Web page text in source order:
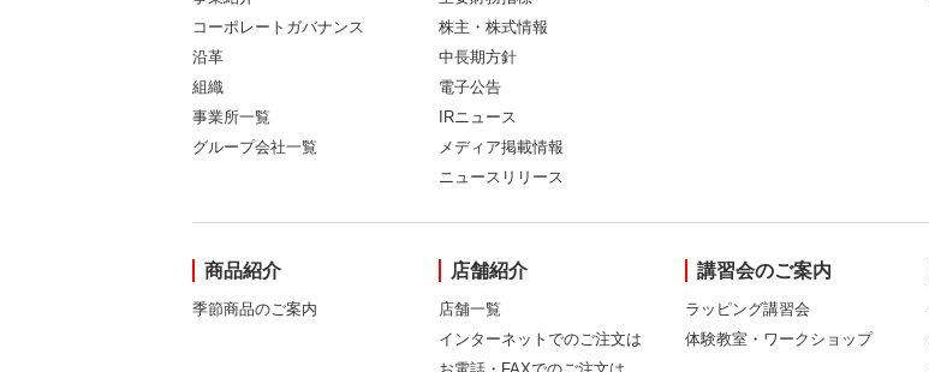
コーポレートガバナンス
沿革
組織
事業所一覧
グループ会社一覧
株主・株式情報
中長期方針
電子公告
IRニュース
メディア掲載情報
ニュースリリース
商品紹介
季節商品のご案内
店舗紹介
店舗一覧
インターネットでのご注文は
講習会のご案内
ラッピング講習会
体験教室・ワークショップ